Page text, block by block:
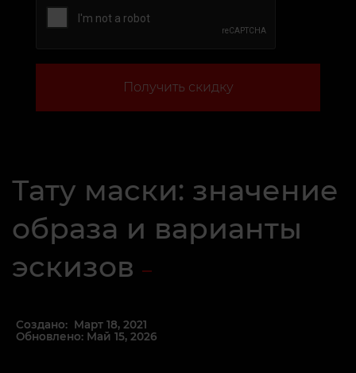
Получить скидку
Тату маски: значение
образа и варианты
эскизов
Создано: Март 18, 2021
Обновлено: Май 15, 2026